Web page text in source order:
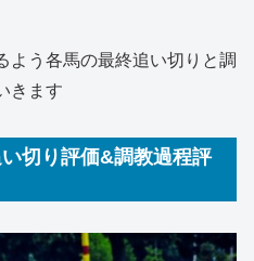
よう各馬の最終追い切りと調
きます
切り評価&調教過程評